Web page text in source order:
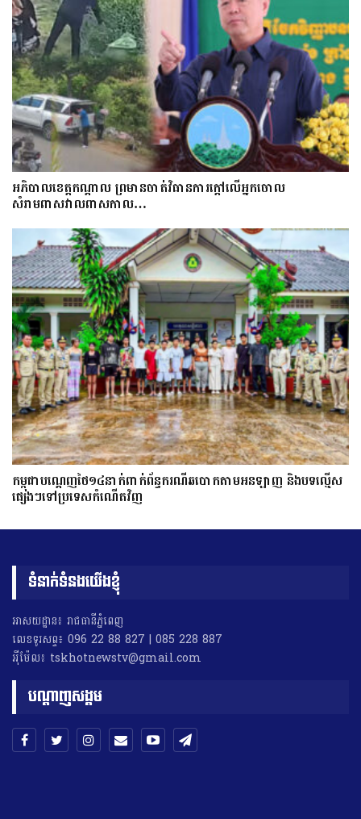
អភិបាលខេត្តកណ្ដាល ព្រមានចាត់វិធានការក្ដៅលើអ្នកចោល
សំរាមពាសវាលពាសកាល…
កម្ពុជាបណ្ដេញថៃ១៤នាក់ពាក់ព័ន្ធករណីឆបោកតាមអនឡាញ និងបទល្មើស
ផ្សេងៗទៅប្រទេសកំណើតវិញ
ទំនាក់ទំនងយើងខ្ញុំ
អាសយដ្ឋាន៖ រាជធានីភ្នំពេញ
លេខទូរសព្ទ៖ 096 22 88 827 | 085 228 887
អុីម៉ែល៖ tskhotnewstv@gmail.com
បណ្តាញសង្គម